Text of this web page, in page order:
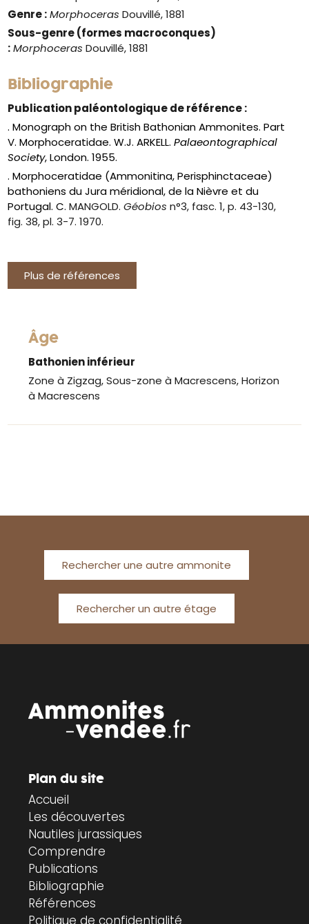
Genre : Morphoceras Douvillé, 1881
Sous-genre (formes macroconques)
: Morphoceras Douvillé, 1881
Bibliographie
Publication paléontologique de référence :
. Monograph on the British Bathonian Ammonites. Part
V. Morphoceratidae. W.J. ARKELL.Palaeontographical
Society, London. 1955.
. Morphoceratidae (Ammonitina, Perisphinctaceae)
bathoniens du Jura méridional, de la Nièvre et du
Portugal. C. MANGOLD.Géobios n°3, fasc. 1, p. 43-130,
fig. 38, pl. 3-7. 1970.
Plus de références
Âge
Bathonien inférieur
Zone à Zigzag, Sous-zone à Macrescens, Horizon
à Macrescens
Rechercher une autre ammonite
Rechercher un autre étage
Plan du site
Accueil
Les découvertes
Nautiles jurassiques
Comprendre
Publications
Bibliographie
Références
Politique de confidentialité